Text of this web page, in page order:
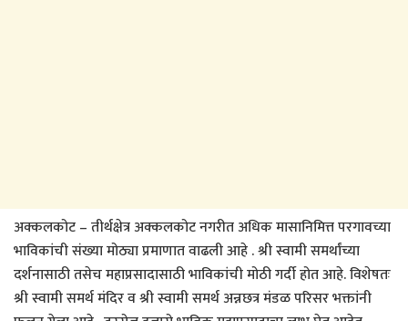
अक्कलकोट – तीर्थक्षेत्र अक्कलकोट नगरीत अधिक मासानिमित्त परगावच्या
भाविकांची संख्या मोठ्या प्रमाणात वाढली आहे . श्री स्वामी समर्थांच्या
दर्शनासाठी तसेच महाप्रसादासाठी भाविकांची मोठी गर्दी होत आहे. विशेषतः
श्री स्वामी समर्थ मंदिर व श्री स्वामी समर्थ अन्नछत्र मंडळ परिसर भक्तांनी